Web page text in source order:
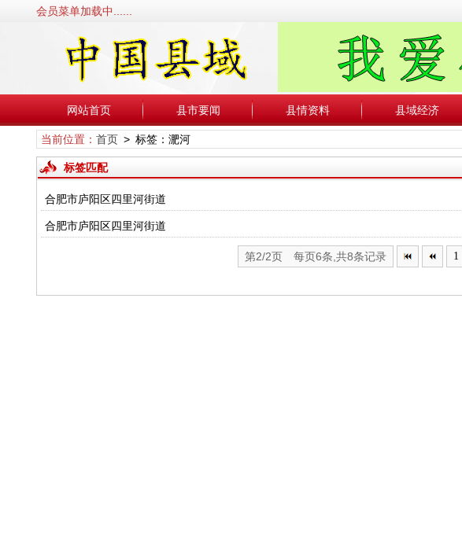
会员菜单加载中......
网站首页 县市要闻 县情资料 县域经济
当前位置： 首页> 标签：淝河
标签匹配
合肥市庐阳区四里河街道
合肥市庐阳区四里河街道
第2/2页 每页6条,共8条记录 1